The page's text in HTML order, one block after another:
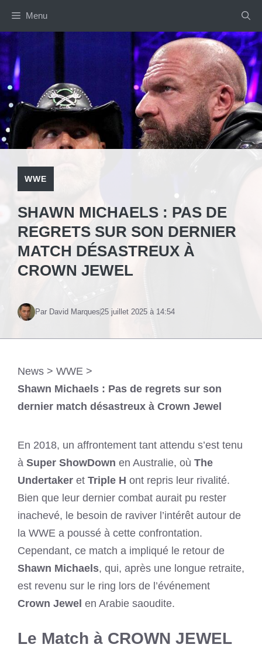
contenu
Menu
WWE
SHAWN MICHAELS : PAS DE
REGRETS SUR SON DERNIER
MATCH DÉSASTREUX À
CROWN JEWEL
Par David Marques25 juillet 2025 à 14:54
News > WWE >
Shawn Michaels : Pas de regrets sur son
dernier match désastreux à Crown Jewel
En 2018, un affrontement tant attendu s’est tenu
à Super ShowDown en Australie, où The
Undertaker et Triple H ont repris leur rivalité.
Bien que leur dernier combat aurait pu rester
inachevé, le besoin de raviver l’intérêt autour de
la WWE a poussé à cette confrontation.
Cependant, ce match a impliqué le retour de
Shawn Michaels, qui, après une longue retraite,
est revenu sur le ring lors de l’événement
Crown Jewel en Arabie saoudite.
Le Match à CROWN JEWEL